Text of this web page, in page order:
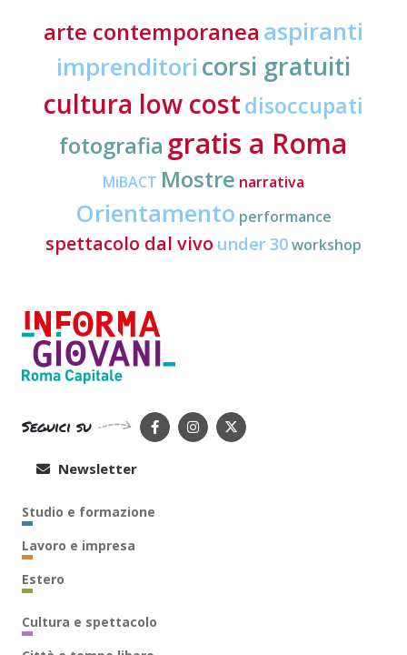
arte contemporanea aspiranti
imprenditori corsi gratuiti
cultura low costdisoccupati
fotografia gratis a Roma
MiBACT Mostre narrativa
Orientamento performance
spettacolo dal vivo under 30workshop
Seguici su
Newsletter
Studio e formazione
Lavoro e impresa
Estero
Cultura e spettacolo